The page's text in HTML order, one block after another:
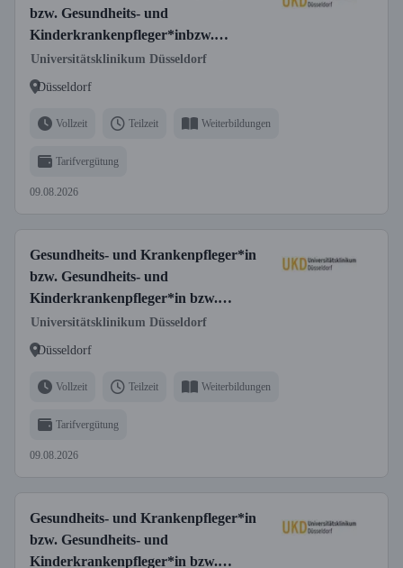
bzw. Gesundheits- und
Kinderkrankenpfleger*inbzw.
Fachgesundheits- und
Krankenpfleger*in für Onkologie bzw.
Kinderkrankenpfleger*in für Onkologie
Vollzeit/Teilzeit
Universitätsklinikum Düsseldorf
Düsseldorf
Vollzeit Teilzeit Weiterbildungen
Tarifvergütung
09.08.2026
Gesundheits- und Krankenpfleger*in
bzw. Gesundheits- und
Kinderkrankenpfleger*in bzw.
Fachgesundheits- und
Krankenpfleger*in für Anästhesie und
und Kinderkrankenpfleger*in für
Universitätsklinikum Düsseldorf
Düsseldorf
Vollzeit Teilzeit Weiterbildungen
Tarifvergütung
09.08.2026
Gesundheits- und Krankenpfleger*in
bzw. Gesundheits- und
Kinderkrankenpfleger*in bzw.